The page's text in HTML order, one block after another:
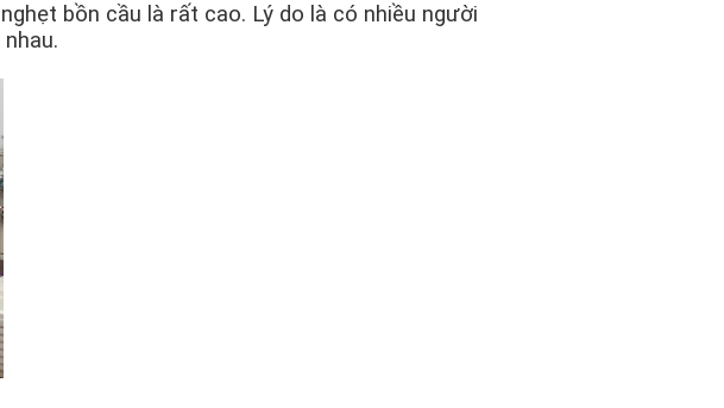
bồn cầu là rất cao. Lý do là có nhiều người